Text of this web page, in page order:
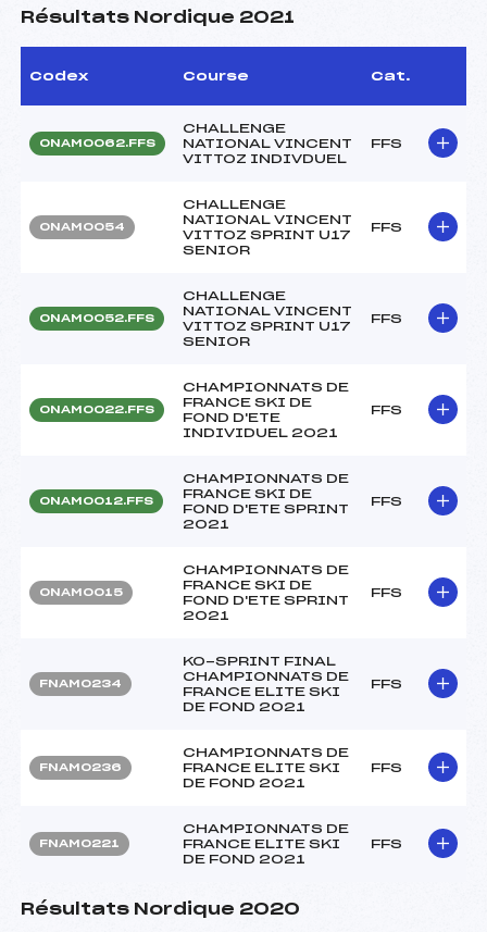
Résultats Nordique 2021
Codex Course Cat.
ONAM0062.FFS
CHALLENGE
NATIONAL VINCENT
VITTOZ INDIVDUEL
FFS
ONAM0054
CHALLENGE
NATIONAL VINCENT
VITTOZ SPRINT U17
SENIOR
FFS
ONAM0052.FFS
CHALLENGE
NATIONAL VINCENT
VITTOZ SPRINT U17
SENIOR
FFS
ONAM0022.FFS
CHAMPIONNATS DE
FRANCE SKI DE
FOND D'ETE
INDIVIDUEL 2021
FFS
ONAM0012.FFS
CHAMPIONNATS DE
FRANCE SKI DE
FOND D'ETE SPRINT
2021
FFS
ONAM0015
CHAMPIONNATS DE
FRANCE SKI DE
FOND D'ETE SPRINT
2021
FFS
FNAM0234
KO-SPRINT FINAL
CHAMPIONNATS DE
FRANCE ELITE SKI
DE FOND 2021
FFS
FNAM0236
CHAMPIONNATS DE
FRANCE ELITE SKI
DE FOND 2021
FFS
FNAM0221
CHAMPIONNATS DE
FRANCE ELITE SKI
DE FOND 2021
FFS
Résultats Nordique 2020